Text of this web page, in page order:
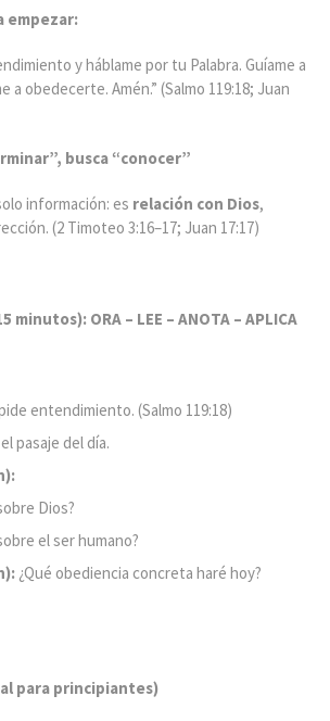
empezar:
y háblame por tu Palabra. Guíame a
a obedecerte. Amén.” (Salmo 119:18; Juan
busca “conocer”
información: es relación con Dios,
(2 Timoteo 3:16–17; Juan 17:17)
ORA – LEE – ANOTA – APLICA
entendimiento. (Salmo 119:18)
el pasaje del día.
Dios?
el ser humano?
¿Qué obediencia concreta haré hoy?
para principiantes)